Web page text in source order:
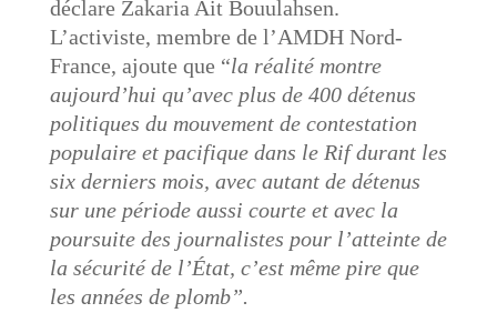
déclare Zakaria Ait Bouulahsen.
L’activiste, membre de l’AMDH Nord-
France, ajoute que “la réalité montre
aujourd’hui qu’avec plus de 400 détenus
politiques du mouvement de contestation
populaire et pacifique dans le Rif durant les
six derniers mois, avec autant de détenus
sur une période aussi courte et avec la
poursuite des journalistes pour l’atteinte de
la sécurité de l’État, c’est même pire que
les années de plomb”.